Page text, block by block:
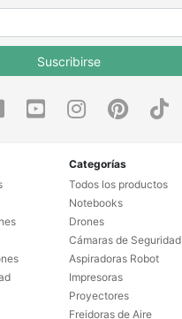
Suscribirse
Categorías
Todos los productos
Notebooks
Drones
Cámaras de Seguridad
Aspiradoras Robot
Impresoras
Proyectores
Freidoras de Aire